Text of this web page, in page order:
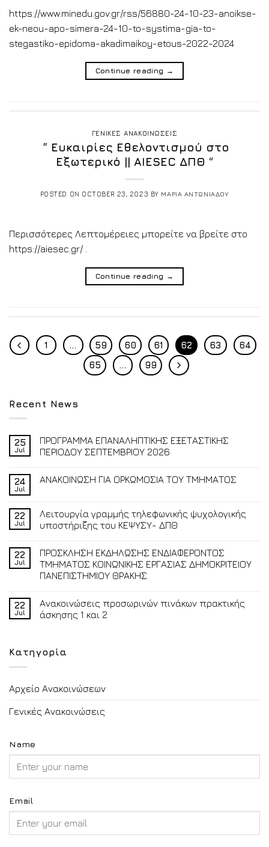
https://www.minedu.gov.gr/rss/56880-24-10-23-anoikse-
ek-neou-apo-simera-24-10-to-systima-gia-to-
stegastiko-epidoma-akadimaikoy-etous-2022-2024
Continue reading →
ΓΕΝΙΚΕΣ ΑΝΑΚΟΙΝΩΣΕΙΣ
” Ευκαιρίες Εθελοντισμού στο
Εξωτερικό || AIESEC ΔΠΘ “
POSTED ON OCTOBER 23, 2023 BY ΜΑΡΙΑ ΑΝΤΩΝΙΑΔΟΥ
Περισσότερες Λεπτομέρειες μπορείτε να βρείτε στο
https://aiesec.gr/ .
Continue reading →
1 … 59 60 61 62 63
64
65
… 99
Recent News
25
Jul
ΠΡΟΓΡΑΜΜΑ ΕΠΑΝΑΛΗΠΤΙΚΗΣ ΕΞΕΤΑΣΤΙΚΗΣ
ΠΕΡΙΟΔΟΥ ΣΕΠΤΕΜΒΡΙΟΥ 2026
24
Jul
ΑΝΑΚΟΙΝΩΣΗ ΓΙΑ ΟΡΚΩΜΟΣΙΑ ΤΟΥ ΤΜΗΜΑΤΟΣ
22
Jul
Λειτουργία γραμμής τηλεφωνικής ψυχολογικής
υποστήριξης του ΚΕΨΥΣΥ- ΔΠΘ
22
Jul
ΠΡΟΣΚΛΗΣΗ ΕΚΔΗΛΩΣΗΣ ΕΝΔΙΑΦΕΡΟΝΤΟΣ
ΤΜΗΜΑΤΟΣ ΚΟΙΝΩΝΙΚΗΣ ΕΡΓΑΣΙΑΣ ΔΗΜΟΚΡΙΤΕΙΟΥ
ΠΑΝΕΠΙΣΤΗΜΙΟΥ ΘΡΑΚΗΣ
22
Jul
Ανακοινώσεις προσωρινών πινάκων πρακτικής
άσκησης 1 και 2
Κατηγορία
Αρχείο Ανακοινώσεων
Γενικές Ανακοινώσεις
Name
Email